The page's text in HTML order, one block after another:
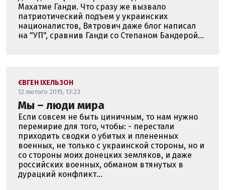
Махатме Ганди. Что сразу же вызвало
патриотический подъем у украинских
националистов, Вятрович даже блог написал
на "УП", сравнив Ганди со Степаном Бандерой...
ЄВГЕН ІХЕЛЬЗОН
12 лютого 2015, 13:23
Мы – люди мира
Если совсем не быть циничным, то нам нужно
перемирие для того, чтобы: - перестали
приходить сводки о убитых и плененных
военных, не только с украинской стороны, но и
со стороны моих донецких земляков, и даже
российских военных, обманом втянутых в
дурацкий конфликт...